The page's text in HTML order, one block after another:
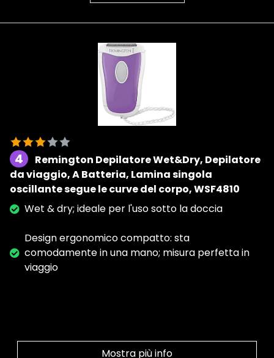
4
Remington Depilatore Wet&Dry, Depilatore
da viaggio, A Batteria, Lamina singola
oscillante segue le curve del corpo, WSF4810
Wet & dry; ideale per l'uso sotto la doccia
Design ergonomico compatto: sta
comodamente in una mano; misura perfetta in
viaggio
Mostra più info